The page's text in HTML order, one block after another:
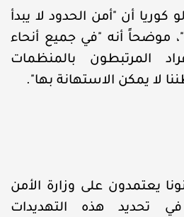
كوريا أن "أمن الحدود لا يبدأ
موضحاً أنه "في جميع أنحاء
المرتبطون بالمنظمات
لا يمكن الاستهانة بها".
يعتمدون على وزارة الأمن
في تحديد هذه التهديدات